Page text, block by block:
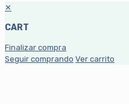
✕
CART
Finalizar compra
Seguir comprando Ver carrito